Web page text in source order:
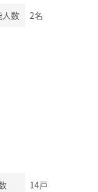
数 2名
14戸